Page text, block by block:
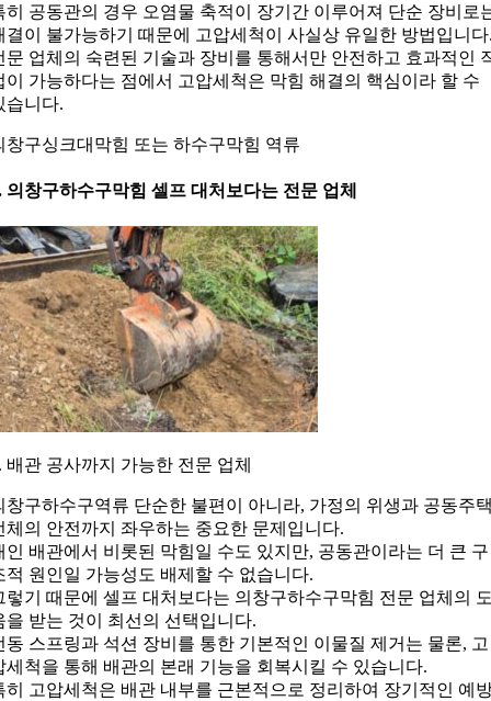
히 공동관의 경우 오염물 축적이 장기간 이루어져 단순 장비로
결이 불가능하기 때문에 고압세척이 사실상 유일한 방법입니
문 업체의 숙련된 기술과 장비를 통해서만 안전하고 효과적인
이 가능하다는 점에서 고압세척은 막힘 해결의 핵심이라 할 수
습니다.
창구싱크대막힘 또는 하수구막힘 역류
의창구하수구막힘 셀프 대처보다는 전문 업체
배관 공사까지 가능한 전문 업체
창구하수구역류 단순한 불편이 아니라, 가정의 위생과 공동주
체의 안전까지 좌우하는 중요한 문제입니다.
인 배관에서 비롯된 막힘일 수도 있지만, 공동관이라는 더 큰 구
적 원인일 가능성도 배제할 수 없습니다.
렇기 때문에 셀프 대처보다는 의창구하수구막힘 전문 업체의
을 받는 것이 최선의 선택입니다.
동 스프링과 석션 장비를 통한 기본적인 이물질 제거는 물론, 고
세척을 통해 배관의 본래 기능을 회복시킬 수 있습니다.
히 고압세척은 배관 내부를 근본적으로 정리하여 장기적인 예